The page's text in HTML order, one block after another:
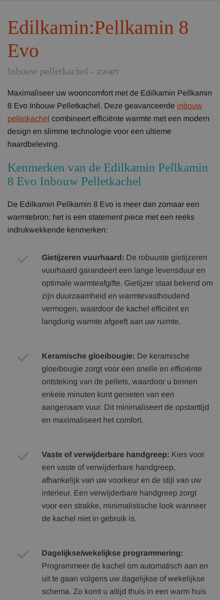
Edilkamin:Pellkamin 8
Evo
Inbouw pelletkachel - zwart
Maximaliseer uw wooncomfort met de Edilkamin Pellkamin
8 Evo Inbouw Pelletkachel. Deze geavanceerde inbouw
pelletkachel combineert efficiënte warmte met een modern
design en slimme technologie voor een ultieme
haardbeleving.
Kenmerken van de Edilkamin Pellkamin
8 Evo Inbouw Pelletkachel
De Edilkamin Pellkamin 8 Evo is meer dan zomaar een
warmtebron; het is een statement piece met een reeks
indrukwekkende kenmerken:
Gietijzeren vuurhaard: De robuuste gietijzeren
vuurhaard garandeert een lange levensduur en
optimale warmteafgifte. Gietijzer staat bekend om
zijn duurzaamheid en warmtevasthoudend
vermogen, waardoor de kachel efficiënt en
langdurig warmte afgeeft aan uw ruimte.
Keramische gloeibougie: De keramische
gloeibougie zorgt voor een snelle en efficiënte
ontsteking van de pellets, waardoor u binnen
enkele minuten kunt genieten van een
aangenaam vuur. Dit minimaliseert de opstarttijd
en maximaliseert het comfort.
Vaste of verwijderbare handgreep: Kies voor
een vaste of verwijderbare handgreep,
afhankelijk van uw voorkeur en de stijl van uw
interieur. Een verwijderbare handgreep zorgt
voor een strakke, minimalistische look wanneer
de kachel niet in gebruik is.
Dagelijkse/wekelijkse programmering:
Programmeer de kachel om automatisch aan en
uit te gaan volgens uw dagelijkse of wekelijkse
schema. Zo komt u altijd thuis in een warm huis